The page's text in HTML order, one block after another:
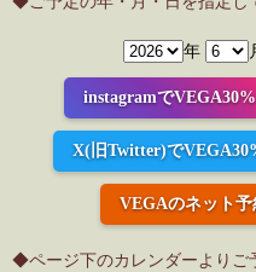
年
instagramで
X(旧Twitter)で
VEGAのネット予
◆ページ下のカレンダーよりご